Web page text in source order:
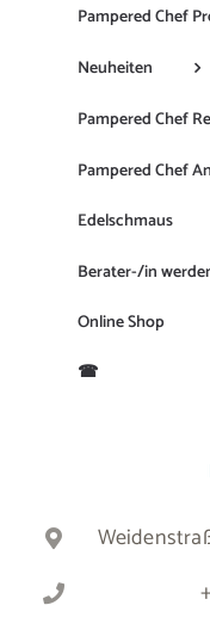
Pampered Chef
Neuheiten
Pampered Chef
Pampered Chef
Edelschmaus
Berater-/in
Online Shop
☎